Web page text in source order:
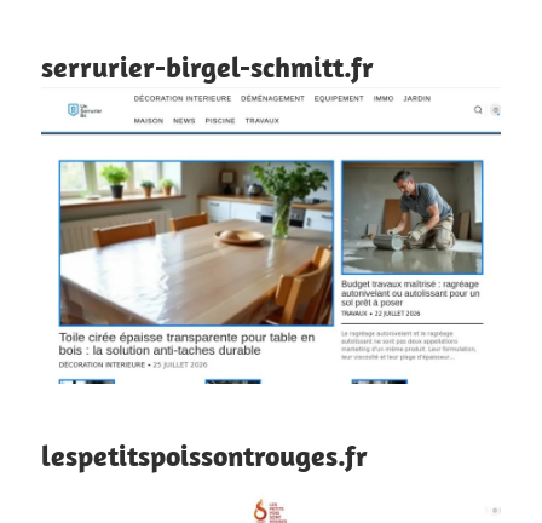
serrurier-birgel-schmitt.fr
lespetitspoissontrouges.fr